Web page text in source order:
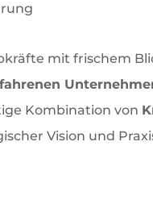
mit frischem
Kombination von
Vision und